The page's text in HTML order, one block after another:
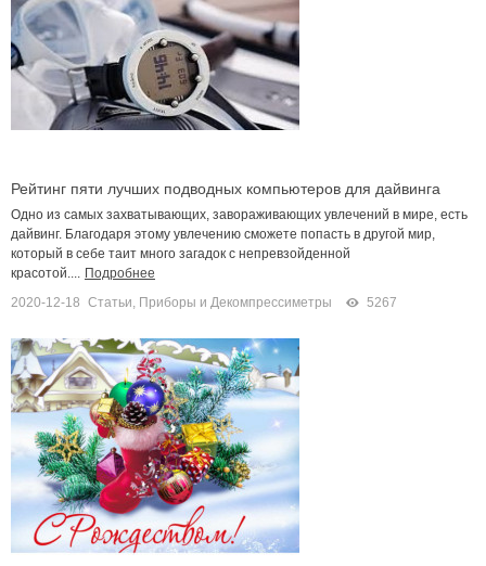
Рейтинг пяти лучших подводных компьютеров для дайвинга
Одно из самых захватывающих, завораживающих увлечений в мире, есть
дайвинг. Благодаря этому увлечению сможете попасть в другой мир,
который в себе таит много загадок с непревзойденной
красотой.... Подробнее
2020-12-18 Статьи, Приборы и Декомпрессиметры 5267